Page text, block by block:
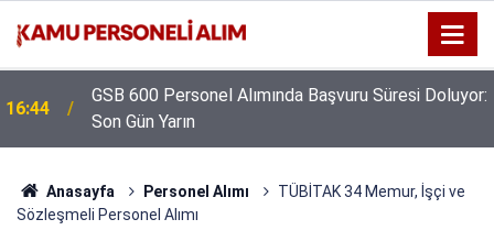
16:44
GSB 600 Personel Alımında Başvuru Süresi Doluyor:
Son Gün Yarın
Anasayfa Personel Alımı
TÜBİTAK 34 Memur, İşçi ve
Sözleşmeli Personel Alımı